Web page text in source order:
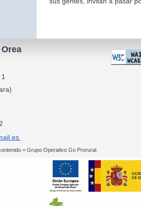
83 60 01
= Grupo Operativo Go Prorural.